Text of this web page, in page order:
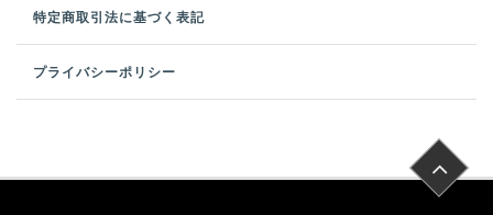
特定商取引法に基づく表記
プライバシーポリシー